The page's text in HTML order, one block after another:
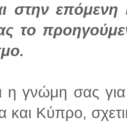
στην
το
η γνώμη σας
Κύπρο,